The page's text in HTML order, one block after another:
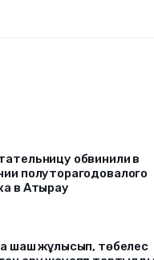
обвинили в
полуторагодовалого
в Атырау
шаш жұлысып, төбелес